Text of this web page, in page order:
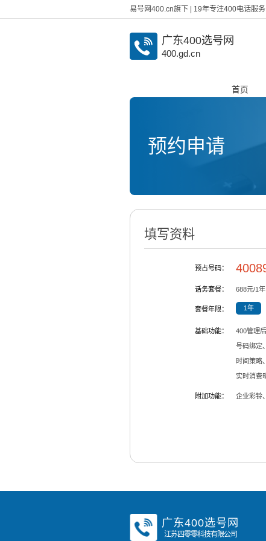
易号网400.cn旗下 | 19年专注400电话服
广东400选号网
400.gd.cn
首页
预约申请
填写资料
预占号码：
话务套餐： 688元/1
套餐年限： 1年
基础功能： 400管理
号码绑定
时间策略
实时消费
附加功能： 企业彩铃
广东400选号网
江苏四零零科技有限公司